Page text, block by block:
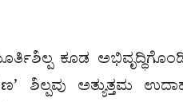
ಕೂಡ
ಶಿಲ್ಪವು ಅತ್ಯುತ್ತಮ